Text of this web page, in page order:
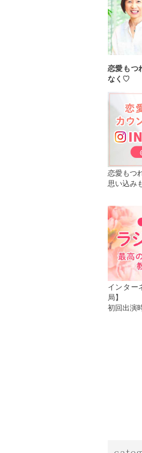
恋愛もつ
なく♡
恋愛もつ
思い込み
インター
局】
初回出演